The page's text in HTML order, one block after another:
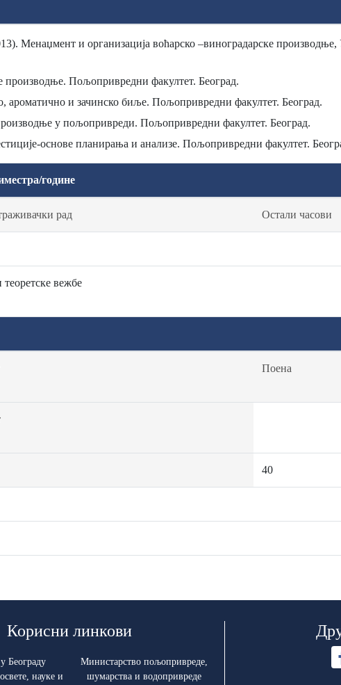
Менаџмент и организација воћарско –виноградарске производње,
Пољопривредни факултет. Београд.
и зачинско биље. Пољопривредни факултет. Београд.
у пољопривреди. Пољопривредни факултет. Београд.
основе планирања и анализе. Пољопривредни факултет.
године
рад Остали часови
вежбе
Поена
40
Корисни линкови
Београду
науке и
Министарство пољопривреде,
шумарства и водопривреде